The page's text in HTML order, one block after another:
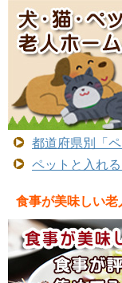
都道府県別「
ペットと入れ
食事が美味しい老